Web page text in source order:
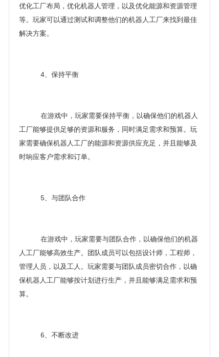
优化工厂布局，优化机器人管理，以及优化能源和资源管理
等。玩家可以通过测试和调整他们的机器人工厂来找到最佳
解决方案。
4、保持平衡
在游戏中，玩家需要保持平衡，以确保他们的机器人
工厂能够提供足够的资源和服务，同时满足需求和预算。玩
家需要确保机器人工厂的能源和资源供应充足，并且能够及
时响应客户需求和订单。
5、与团队合作
在游戏中，玩家需要与团队合作，以确保他们的机器
人工厂能够高效生产。团队成员可以包括设计师，工程师，
管理人员，以及工人。玩家需要与团队成员密切合作，以确
保机器人工厂能够按计划进行生产，并且能够满足需求和预
算。
6、不断改进